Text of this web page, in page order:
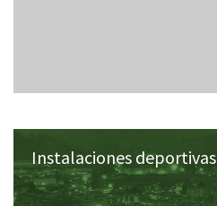
Instalaciones deportivas